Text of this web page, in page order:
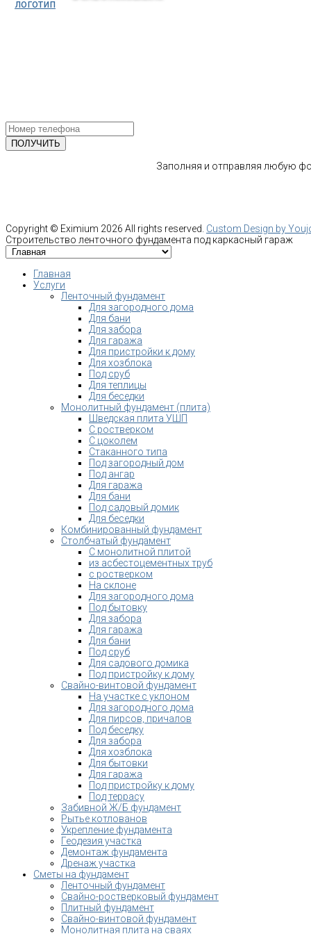
Заполняя и отправляя любую
Copyright © Eximium 2026 All rights reserved. Custom Design by
Строительство ленточного фундамента под каркасный гараж
Главная
Услуги
Ленточный фундамент
Для загородного дома
Для бани
Для забора
Для гаража
Для пристройки к дому
Для хозблока
Под сруб
Для теплицы
Для беседки
Монолитный фундамент (плита)
Шведская плита УШП
С ростверком
С цоколем
Стаканного типа
Под загородный дом
Под ангар
Для гаража
Для бани
Под садовый домик
Для беседки
Комбинированный фундамент
Столбчатый фундамент
С монолитной плитой
из асбестоцементных труб
с ростверком
На склоне
Для загородного дома
Под бытовку
Для забора
Для гаража
Для бани
Под сруб
Для садового домика
Под пристройку к дому
Свайно-винтовой фундамент
На участке с уклоном
Для загородного дома
Для пирсов, причалов
Под беседку
Для забора
Для хозблока
Для бытовки
Для гаража
Под пристройку к дому
Под террасу
Забивной Ж/Б фундамент
Рытье котлованов
Укрепление фундамента
Геодезия участка
Демонтаж фундамента
Дренаж участка
Сметы на фундамент
Ленточный фундамент
Свайно-ростверковый фундамент
Плитный фундамент
Свайно-винтовой фундамент
Монолитная плита на сваях